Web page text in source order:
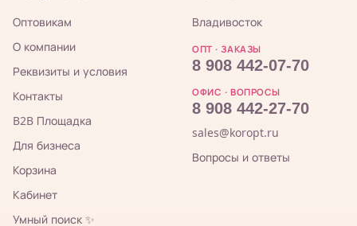
Оптовикам
О компании
Реквизиты и условия
Контакты
B2B Площадка
Для бизнеса
Корзина
Кабинет
Умный поиск ✨
Владивосток
ОПТ · ЗАКАЗЫ
8 908 442-07-70
ОФИС · ВОПРОСЫ
8 908 442-27-70
sales@koropt.ru
Вопросы и ответы